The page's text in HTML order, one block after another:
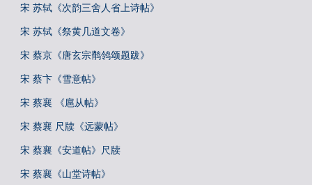
宋 苏轼《次韵三舍人省上诗帖》
宋 苏轼《祭黄几道文卷》
宋 蔡京《唐玄宗鹡鸰颂题跋》
宋 蔡卞《雪意帖》
宋 蔡襄 《扈从帖》
宋 蔡襄 尺牍《远蒙帖》
宋 蔡襄《安道帖》尺牍
宋 蔡襄《山堂诗帖》